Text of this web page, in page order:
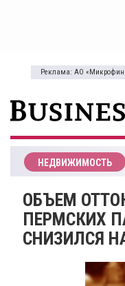
Реклама: АО
НЕДВИЖИМОСТЬ
ОБЪЕМ
ПЕРМСКИХ
СНИЗИЛСЯ